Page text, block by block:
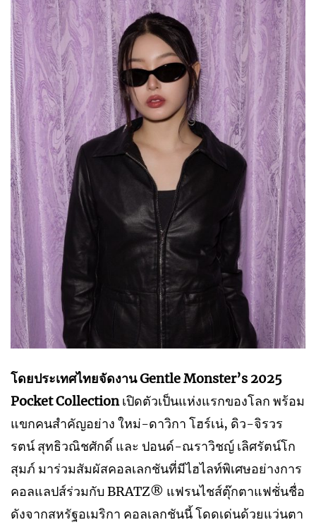
โดยประเทศไทยจัดงาน Gentle Monster’s 2025
Pocket Collectionเปิดตัวเป็นแห่งแรกของโลก พร้อม
แขกคนสำคัญอย่าง ใหม่-ดาวิกา โฮร์เน่, ดิว-จิรวร
รตน์ สุทธิวณิชศักดิ์ และ ปอนด์-ณราวิชญ์ เลิศรัตน์โก
สุมภ์ มาร่วมสัมผัสคอลเลกชันที่มีไฮไลท์พิเศษอย่างการ
คอลแลปส์ร่วมกับ BRATZ® แฟรนไชส์ตุ๊กตาแฟชั่นชื่อ
ดังจากสหรัฐอเมริกา คอลเลกชันนี้ โดดเด่นด้วยแว่นตา